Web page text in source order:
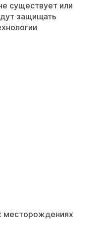
существует или
защищать
месторождениях